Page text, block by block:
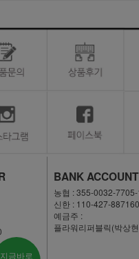
지금바로
BANK ACCOUNT
농협 : 355-0032-
신한 : 110-427-887160
예금주 :
플라워리퍼블릭(박상